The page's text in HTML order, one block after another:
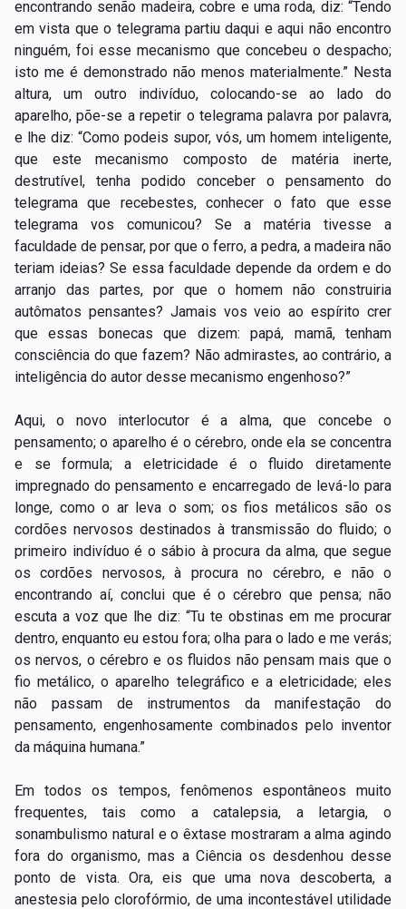
encontrando senão madeira, cobre e uma roda, diz: “Tendo
em vista que o telegrama partiu daqui e aqui não encontro
ninguém, foi esse mecanismo que concebeu o despacho;
isto me é demonstrado não menos materialmente.” Nesta
altura, um outro indivíduo, colocando-se ao lado do
aparelho, põe-se a repetir o telegrama palavra por palavra,
e lhe diz: “Como podeis supor, vós, um homem inteligente,
que este mecanismo composto de matéria inerte,
destrutível, tenha podido conceber o pensamento do
telegrama que recebestes, conhecer o fato que esse
telegrama vos comunicou? Se a matéria tivesse a
faculdade de pensar, por que o ferro, a pedra, a madeira não
teriam ideias? Se essa faculdade depende da ordem e do
arranjo das partes, por que o homem não construiria
autômatos pensantes? Jamais vos veio ao espírito crer
que essas bonecas que dizem: papá, mamã, tenham
consciência do que fazem? Não admirastes, ao contrário, a
inteligência do autor desse mecanismo engenhoso?”
Aqui, o novo interlocutor é a alma, que concebe o
pensamento; o aparelho é o cérebro, onde ela se concentra
e se formula; a eletricidade é o fluido diretamente
impregnado do pensamento e encarregado de levá-lo para
longe, como o ar leva o som; os fios metálicos são os
cordões nervosos destinados à transmissão do fluido; o
primeiro indivíduo é o sábio à procura da alma, que segue
os cordões nervosos, à procura no cérebro, e não o
encontrando aí, conclui que é o cérebro que pensa; não
escuta a voz que lhe diz: “Tu te obstinas em me procurar
dentro, enquanto eu estou fora; olha para o lado e me verás;
os nervos, o cérebro e os fluidos não pensam mais que o
fio metálico, o aparelho telegráfico e a eletricidade; eles
não passam de instrumentos da manifestação do
pensamento, engenhosamente combinados pelo inventor
da máquina humana.”
Em todos os tempos, fenômenos espontâneos muito
frequentes, tais como a catalepsia, a letargia, o
sonambulismo natural e o êxtase mostraram a alma agindo
fora do organismo, mas a Ciência os desdenhou desse
ponto de vista. Ora, eis que uma nova descoberta, a
anestesia pelo clorofórmio, de uma incontestável utilidade